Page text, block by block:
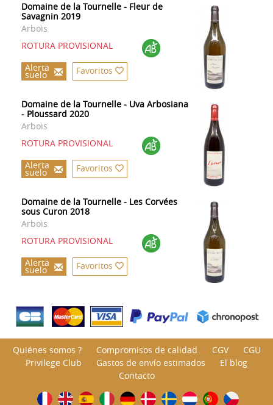
Domaine de la Tournelle - Fleur de
Savagnin 2019
Arbois
ROTURA PROVISIONAL
Alerta
suelo Favoritos
Domaine de la Tournelle - Uva Arbosiana
- Ploussard 2020
Arbois
ROTURA PROVISIONAL
Alerta
suelo Favoritos
Domaine de la Tournelle - Les Corvées
sous Curon 2018
Arbois
ROTURA PROVISIONAL
Alerta
suelo Favoritos
Quiénes somos ? Compromisos de calidad CGV
CGU
Privilege Club
Gastos de envío estimados
El blog
Contacto